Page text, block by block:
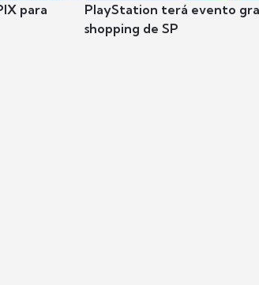
para
PlayStation terá evento
shopping de SP